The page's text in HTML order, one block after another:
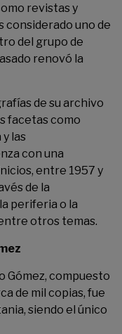
revistas y
considerado uno de
del grupo de
renovó la
de su archivo
facetas como
las
con una
entre 1957 y
de la
periferia o la
otros temas.
Gómez, compuesto
de mil copias, fue
siendo el único